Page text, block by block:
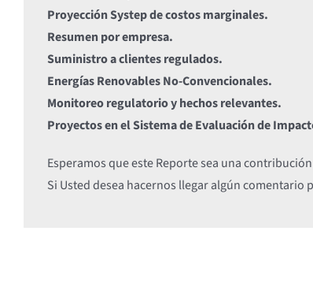
Proyección Systep de costos marginales.
Resumen por empresa.
Suministro a clientes regulados.
Energías Renovables No-Convencionales.
Monitoreo regulatorio y hechos relevantes.
Proyectos en el Sistema de Evaluación de
Esperamos que este Reporte sea una
Si Usted desea hacernos llegar algún comentario